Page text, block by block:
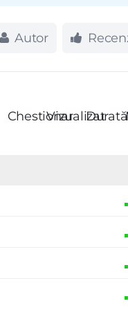
Autor
ChestionarVizualizatDurată